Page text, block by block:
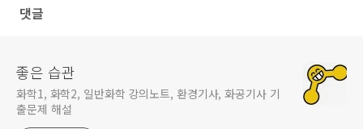
댓글
좋은 습관
화학1, 화학2, 일반화학 강의노트, 환경기사, 화공기사 기
출문제 해설